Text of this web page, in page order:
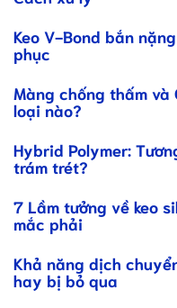
Keo V-Bond bắn
phục
Màng chống thấm và
loại nào?
Hybrid Polymer:
trám trét?
7 Lầm tưởng về keo
mắc phải
Khả năng dịch
hay bị bỏ qua